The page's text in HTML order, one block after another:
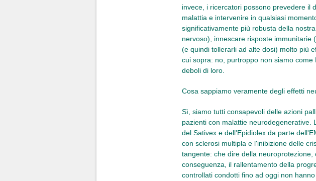
invece, i ricercatori possono prevedere il
malattia e intervenire in qualsiasi
significativamente più robusta della
nervoso), innescare risposte immunitarie
(e quindi tollerarli ad alte dosi) molto più
cui sopra: no, purtroppo non siamo
deboli di loro.
Cosa sappiamo veramente degli effetti
Sì, siamo tutti consapevoli delle azioni
pazienti con malattie
del Sativex e dell'Epidiolex da parte
con sclerosi multipla e l'inibizione delle
tangente: che dire della
conseguenza, il rallentamento della
controllati condotti fino ad oggi non